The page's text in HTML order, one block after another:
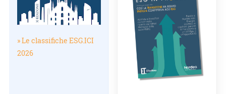
» Le classifiche ESG.ICI
2026